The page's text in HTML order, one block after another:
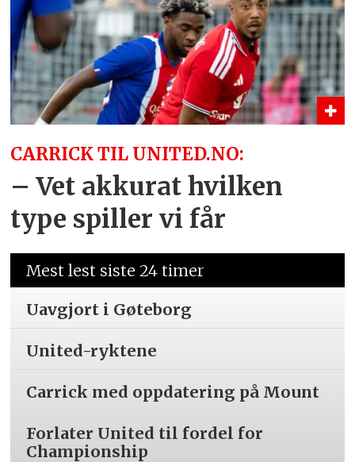
CARRICK TIL UNITED.NO:
– Vet akkurat hvilken
type spiller vi får
Mest lest siste 24 timer
Uavgjort i Gøteborg
United-ryktene
Carrick med oppdatering på Mount
Forlater United til fordel for
Championship